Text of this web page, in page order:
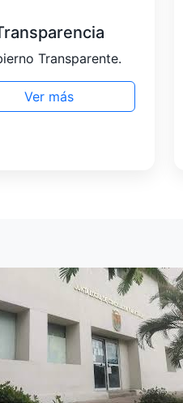
Transparente.
Ver más